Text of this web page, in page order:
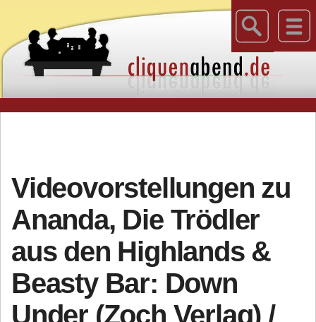
Videovorstellungen zu
Ananda, Die Trödler
aus den Highlands &
Beasty Bar: Down
Under (Zoch Verlag) /